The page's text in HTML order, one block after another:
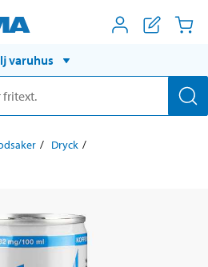
varuhus
Dryck